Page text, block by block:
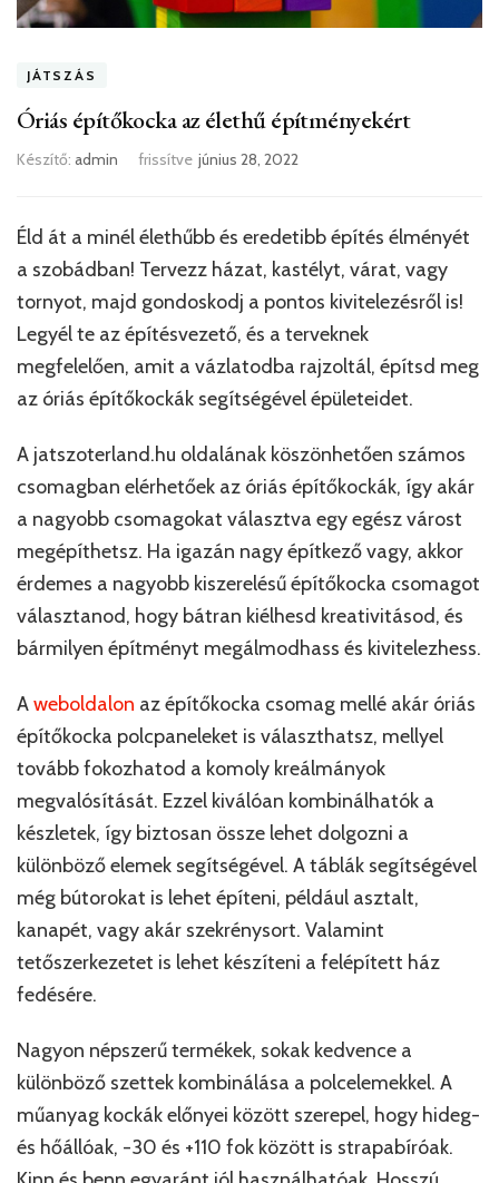
JÁTSZÁS
Óriás építőkocka az élethű építményekért
Készítő: admin frissítve június 28, 2022
Éld át a minél élethűbb és eredetibb építés élményét
a szobádban! Tervezz házat, kastélyt, várat, vagy
tornyot, majd gondoskodj a pontos kivitelezésről is!
Legyél te az építésvezető, és a terveknek
megfelelően, amit a vázlatodba rajzoltál, építsd meg
az óriás építőkockák segítségével épületeidet.
A jatszoterland.hu oldalának köszönhetően számos
csomagban elérhetőek az óriás építőkockák, így akár
a nagyobb csomagokat választva egy egész várost
megépíthetsz. Ha igazán nagy építkező vagy, akkor
érdemes a nagyobb kiszerelésű építőkocka csomagot
választanod, hogy bátran kiélhesd kreativitásod, és
bármilyen építményt megálmodhass és kivitelezhess.
Aweboldalon az építőkocka csomag mellé akár óriás
építőkocka polcpaneleket is választhatsz, mellyel
tovább fokozhatod a komoly kreálmányok
megvalósítását. Ezzel kiválóan kombinálhatók a
készletek, így biztosan össze lehet dolgozni a
különböző elemek segítségével. A táblák segítségével
még bútorokat is lehet építeni, például asztalt,
kanapét, vagy akár szekrénysort. Valamint
tetőszerkezetet is lehet készíteni a felépített ház
fedésére.
Nagyon népszerű termékek, sokak kedvence a
különböző szettek kombinálása a polcelemekkel. A
műanyag kockák előnyei között szerepel, hogy hideg-
és hőállóak, -30 és +110 fok között is strapabíróak.